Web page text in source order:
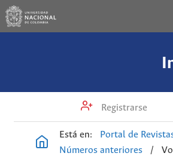
Registrarse
Está en: Portal de
Números anteriores
/